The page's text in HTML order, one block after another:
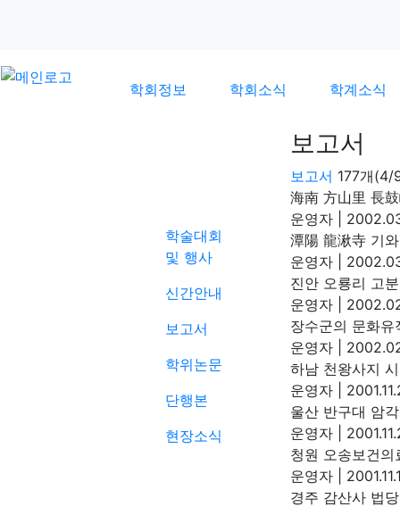
학회정보 학회소식 학계소식
학술대회
및 행사
신간안내
보고서
학위논문
단행본
현장소식
보고서
보고서 177개(4/
海南 方山里 長
운영자
潭陽 龍湫寺 기
운영자
진안 오룡리 고
운영자
장수군의 문화유
운영자
하남 천왕사지
운영자
울산 반구대 암
운영자
청원 오송보건
운영자
경주 감산사 법